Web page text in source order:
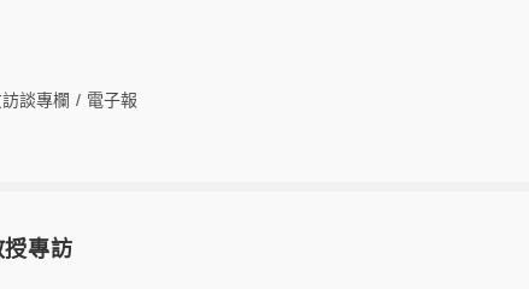
談專欄 / 電子報
授專訪